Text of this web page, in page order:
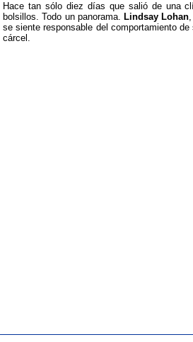
Hace tan sólo diez días que salió de una
bolsillos. Todo un panorama. Lindsay Lohan
se siente responsable del comportamiento
cárcel.